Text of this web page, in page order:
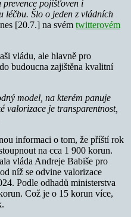
prevence pojišťoven i
léčbu. Šlo o jeden z vládních
[20.7.] na svém twitterovém
vládu, ale hlavně pro
budoucna zajištěna kvalitní
model, na kterém panuje
valorizace je transparentnost,
informaci o tom, že příští rok
na cca 1 900 korun.
vláda Andreje Babiše pro
níž se odvine valorizace
Podle odhadů ministerstva
Což je o 15 korun více,